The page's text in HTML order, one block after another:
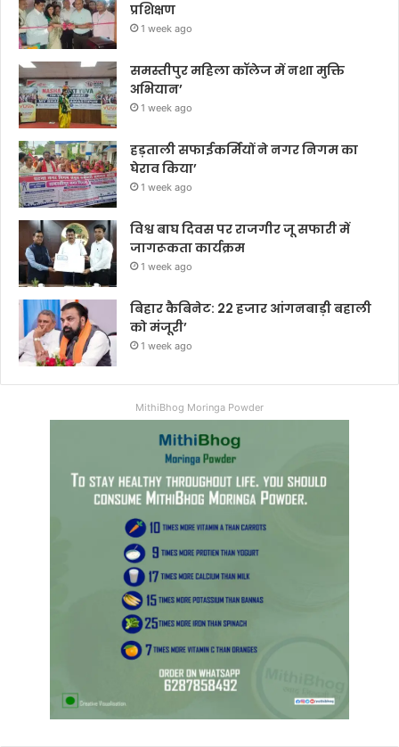
प्रशिक्षण
1 week ago
समस्तीपुर महिला कॉलेज में नशा मुक्ति
अभियान’
1 week ago
हड़ताली सफाईकर्मियों ने नगर निगम का
घेराव किया’
1 week ago
विश्व बाघ दिवस पर राजगीर जू सफारी में
जागरूकता कार्यक्रम
1 week ago
बिहार कैबिनेट: 22 हजार आंगनबाड़ी बहाली
को मंजूरी’
1 week ago
MithiBhog Moringa Powder